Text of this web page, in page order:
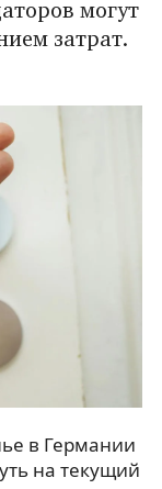
могут
затрат.
в Германии
на текущий